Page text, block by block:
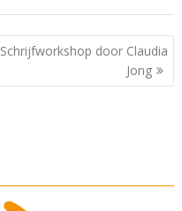
Schrijfworkshop door Claudia
Jong